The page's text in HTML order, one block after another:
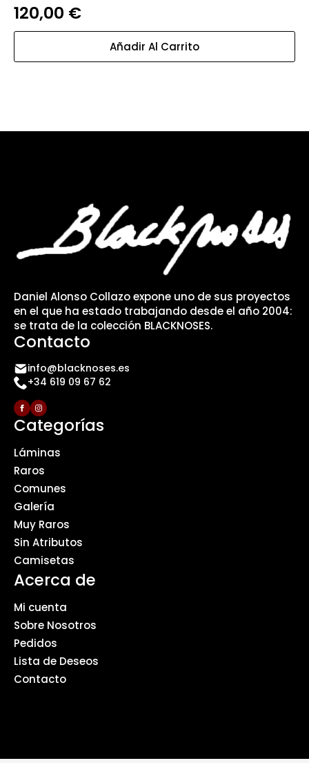
120,00 €
Añadir Al Carrito
Daniel Alonso Collazo expone uno de sus proyectos
en el que ha estado trabajando desde el año 2004:
se trata de la colección BLACKNOSES.
Contacto
info@blacknoses.es
+34 619 09 67 62
Categorías
Láminas
Raros
Comunes
Galería
Muy Raros
Sin Atributos
Camisetas
Acerca de
Mi cuenta
Sobre Nosotros
Pedidos
Lista de Deseos
Contacto